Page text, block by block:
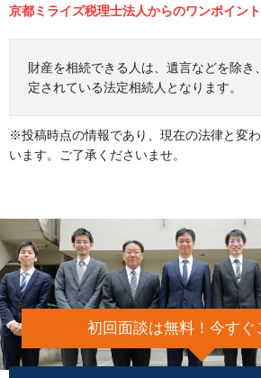
京都ミライズ税理士法人からのワンポイン
財産を相続できる人は、遺言などを除き
定されている法定相続人となります。
※投稿時点の情報であり、現在の法律と変
います。ご了承くださいませ。
初回面談は無料！今すぐ